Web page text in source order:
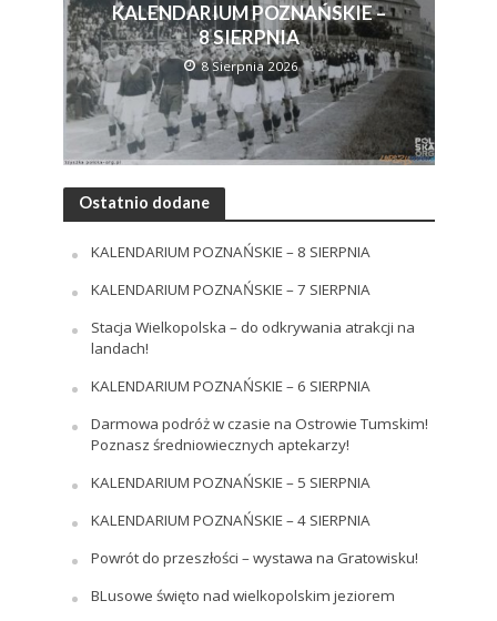
KALENDARIUM POZNAŃSKIE –
8 SIERPNIA
8 Sierpnia 2026
Ostatnio dodane
KALENDARIUM POZNAŃSKIE – 8 SIERPNIA
KALENDARIUM POZNAŃSKIE – 7 SIERPNIA
Stacja Wielkopolska – do odkrywania atrakcji na
landach!
KALENDARIUM POZNAŃSKIE – 6 SIERPNIA
Darmowa podróż w czasie na Ostrowie Tumskim!
Poznasz średniowiecznych aptekarzy!
KALENDARIUM POZNAŃSKIE – 5 SIERPNIA
KALENDARIUM POZNAŃSKIE – 4 SIERPNIA
Powrót do przeszłości – wystawa na Gratowisku!
BLusowe święto nad wielkopolskim jeziorem